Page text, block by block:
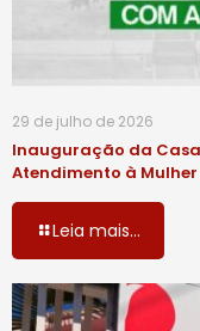
29 de julho de 2026
Inauguração da
Atendimento à Mulher
Leia mais...